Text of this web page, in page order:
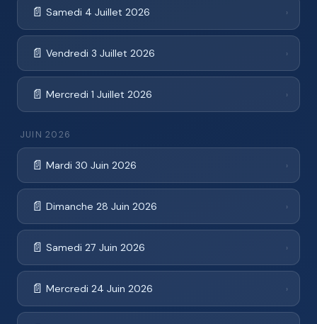
📄 Samedi 4 Juillet 2026 ›
📄 Vendredi 3 Juillet 2026 ›
📄 Mercredi 1 Juillet 2026 ›
JUIN 2026
📄 Mardi 30 Juin 2026 ›
📄 Dimanche 28 Juin 2026 ›
📄 Samedi 27 Juin 2026 ›
📄 Mercredi 24 Juin 2026 ›